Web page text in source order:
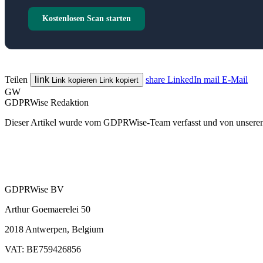
Kostenlosen Scan starten
Teilen link Link kopieren Link kopiert share LinkedIn mail E-Mail
GW
GDPRWise Redaktion
Dieser Artikel wurde vom GDPRWise-Team verfasst und von
GDPRWise BV
Arthur Goemaerelei 50
2018 Antwerpen, Belgium
VAT: BE759426856